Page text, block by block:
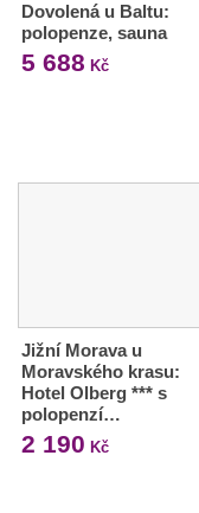
Dovolená u Baltu:
polopenze, sauna
5 688 Kč
Jižní Morava u
Moravského krasu:
Hotel Olberg *** s
polopenzí…
2 190 Kč